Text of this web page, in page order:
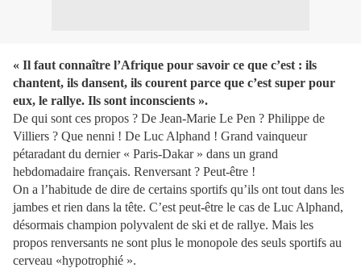
« Il faut connaître l’Afrique pour savoir ce que c’est : ils
chantent, ils dansent, ils courent parce que c’est super pour
eux, le rallye. Ils sont inconscients ».
De qui sont ces propos ? De Jean-Marie Le Pen ? Philippe de
Villiers ? Que nenni ! De Luc Alphand ! Grand vainqueur
pétaradant du dernier « Paris-Dakar » dans un grand
hebdomadaire français. Renversant ? Peut-être !
On a l’habitude de dire de certains sportifs qu’ils ont tout dans les
jambes et rien dans la tête. C’est peut-être le cas de Luc Alphand,
désormais champion polyvalent de ski et de rallye. Mais les
propos renversants ne sont plus le monopole des seuls sportifs au
cerveau «hypotrophié ».